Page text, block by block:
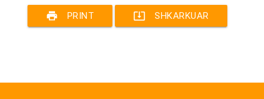
print PRINT system_update_alt SHKARKUAR